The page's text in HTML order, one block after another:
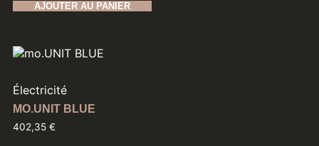
AJOUTER AU PANIER
Électricité
MO.UNIT BLUE
402,35 €